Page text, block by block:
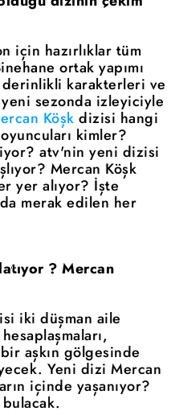
için hazırlıklar tüm
ortak yapımı
karakterleri ve
yeni sezonda izleyiciyle
Köşk dizisi hangi
kimler?
atv'nin yeni dizisi
Mercan Köşk
yer alıyor? İşte
merak edilen her
? Mercan
iki düşman aile
aşkın gölgesinde
Yeni dizi Mercan
içinde yaşanıyor?